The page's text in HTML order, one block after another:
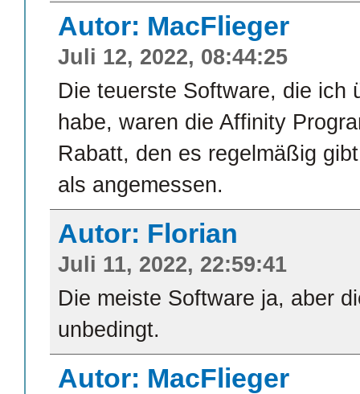
Autor: MacFlieger
Juli 12, 2022, 08:44:25
Die teuerste Software, die ich
habe, waren die Affinity
Rabatt, den es regelmäßig
als angemessen.
Autor: Florian
Juli 11, 2022, 22:59:41
Die meiste Software ja, aber
unbedingt.
Autor: MacFlieger